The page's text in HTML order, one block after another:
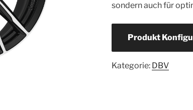
sondern auch für
Produkt
Kategorie: DBV